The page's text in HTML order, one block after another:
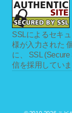
SSLによるセキ
様が入力された
に、 SSL
信を採用してい